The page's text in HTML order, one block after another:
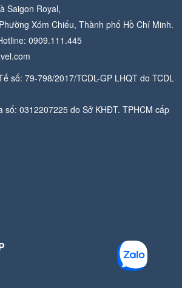
Saigon Royal,
Xóm Chiếu, Thành phố Hồ Chí Minh.
0909.111.445
số: 79-798/2017/TCDL-GP LHQT do TCDL
số: 0312207225 do Sở KHĐT. TPHCM cấp